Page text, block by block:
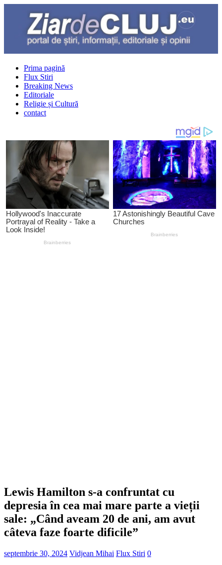
Prima pagină
Flux Stiri
Breaking News
Editoriale
Religie și Cultură
contact
Lewis Hamilton s-a confruntat cu
depresia în cea mai mare parte a vieții
sale: „Când aveam 20 de ani, am avut
câteva faze foarte dificile”
septembrie 30, 2024 Vidjean Mihai Flux Stiri 0